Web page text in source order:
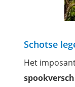
Schotse
Het